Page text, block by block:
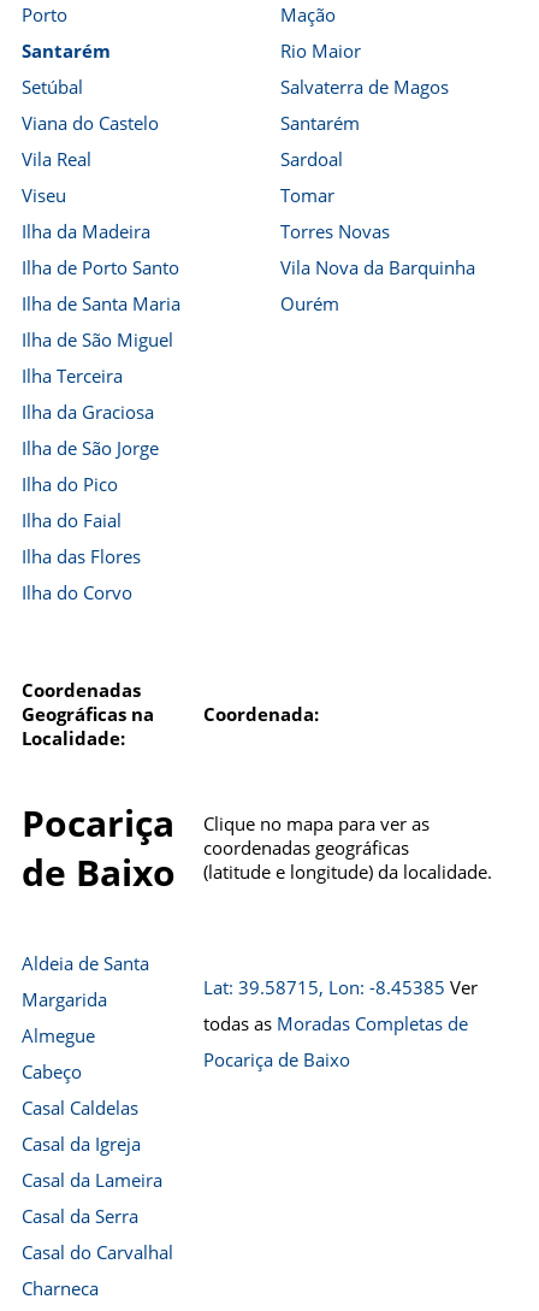
Porto
Santarém
Setúbal
Viana do Castelo
Vila Real
Viseu
Ilha da Madeira
Ilha de Porto Santo
Ilha de Santa Maria
Ilha de São Miguel
Ilha Terceira
Ilha da Graciosa
Ilha de São Jorge
Ilha do Pico
Ilha do Faial
Ilha das Flores
Ilha do Corvo
Mação
Rio Maior
Salvaterra de Magos
Santarém
Sardoal
Tomar
Torres Novas
Vila Nova da Barquinha
Ourém
Coordenadas
Geográficas na
Localidade:
Coordenada:
Pocariça
de Baixo
Clique no mapa para ver as
coordenadas geográficas
(latitude e longitude) da localidade.
Aldeia de Santa
Margarida
Almegue
Cabeço
Casal Caldelas
Casal da Igreja
Casal da Lameira
Casal da Serra
Casal do Carvalhal
Charneca
Lat: 39.58715, Lon: -8.45385 Ver
todas as Moradas Completas de
Pocariça de Baixo